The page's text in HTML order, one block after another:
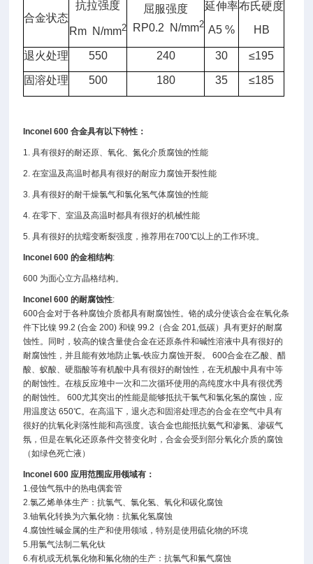
合金状态
抗拉强度
Rm N/mm2
屈服强度
RP0.2 N/mm2
延伸率
A5 %
布氏硬度
HB
退火处理 550 240 30 ≤195
固溶处理 500 180 35 ≤185
Inconel 600合金具有以下特性：
1.具有很好的耐还原、氧化、氮化介质腐蚀的性能
2.在室温及高温时都具有很好的耐应力腐蚀开裂性能
3.具有很好的耐干燥氯气和氯化氢气体腐蚀的性能
4.在零下、室温及高温时都具有很好的机械性能
5.具有很好的抗蠕变断裂强度，推荐用在700℃以上的工作环境。
Inconel 600的金相结构:
600 为面心立方晶格结构。
Inconel 600的耐腐蚀性:
600合金对于各种腐蚀介质都具有耐腐蚀性。铬的成分使该合金在氧化条
件下比镍 99.2 (合金 200)和镍 99.2 （合金 201,低碳）具有更好的耐腐
蚀性。同时，较高的镍含量使合金在还原条件和碱性溶液中具有很好的
耐腐蚀性，并且能有效地防止氯-铁应力腐蚀开裂。 600合金在乙酸、醋
酸、蚁酸、硬脂酸等有机酸中具有很好的耐蚀性，在无机酸中具有中等
的耐蚀性。在核反应堆中一次和二次循环使用的高纯度水中具有很优秀
的耐蚀性。
600尤其突出的性能是能够抵抗干氯气和氯化氢的腐蚀，应
用温度达 650℃。在高温下，退火态和固溶处理态的合金在空气中具有
很好的抗氧化剥落性能和高强度。该合金也能抵抗氨气和渗氮、渗碳气
氛，但是在氧化还原条件交替变化时，合金会受到部分氧化介质的腐蚀
（如绿色死亡液）
Inconel 600应用范围应用领域有：
1.侵蚀气氛中的热电偶套管
2.氯乙烯单体生产：抗氯气、氯化氢、氧化和碳化腐蚀
3.铀氧化转换为六氟化物：抗氟化氢腐蚀
4.腐蚀性碱金属的生产和使用领域，特别是使用硫化物的环境
5.用氯气法制二氧化钛
6.有机或无机氯化物和氟化物的生产：抗氯气和氟气腐蚀